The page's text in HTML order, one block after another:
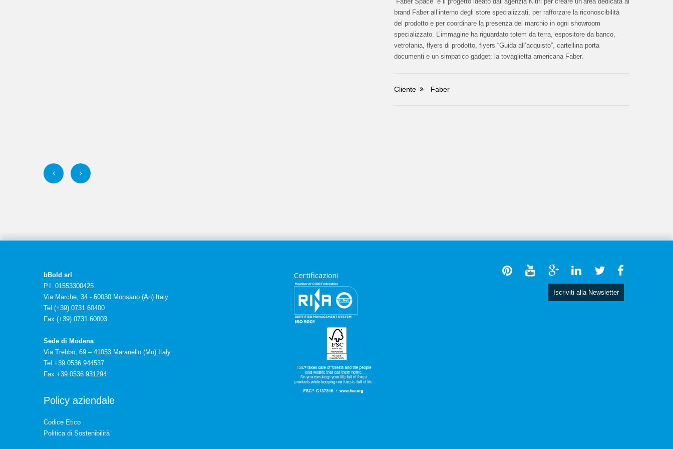
brand Faber all’interno degli store specializzati, per rafforzare la riconoscibilità
del prodotto e per coordinare la presenza del marchio in ogni showroom
specializzato. L’immagine ha riguardato totem da terra, espositore da banco,
vetrofania, flyers di prodotto, flyers “Guida all’acquisto”, cartellina porta
documenti e un simpatico gadget: la tovaglietta americana Faber.
Cliente Faber
bBold srl
P.I. 01553300425
Via Marche, 34 - 60030 Monsano (An) Italy
Tel (+39) 0731.60400
Fax (+39) 0731.60003
Sede di Modena
Via Trebbo, 69 – 41053 Maranello (Mo) Italy
Tel +39 0536 944537
Fax +39 0536 931294
Certificazioni
Iscriviti alla Newsletter
Policy aziendale
Codice Etico
Politica di Sostenibilità